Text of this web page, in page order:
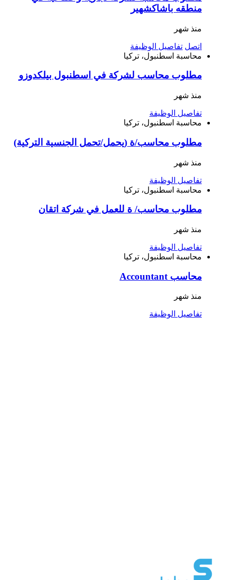
منطقه باشاكشهير
منذ شهر
اتصل تفاصيل الوظيفة
محاسبة اسطنبول، تركيا
مطلوب محاسب لشركة في اسطنبول بيلكدوزو
منذ شهر
تفاصيل الوظيفة
محاسبة اسطنبول، تركيا
مطلوب محاسب/ة (يحمل/تحمل الجنسية التركية)
منذ شهر
تفاصيل الوظيفة
محاسبة اسطنبول، تركيا
مطلوب محاسب/ ة للعمل في شركة اتقان
منذ شهر
تفاصيل الوظيفة
محاسبة اسطنبول، تركيا
محاسب Accountant
منذ شهر
تفاصيل الوظيفة